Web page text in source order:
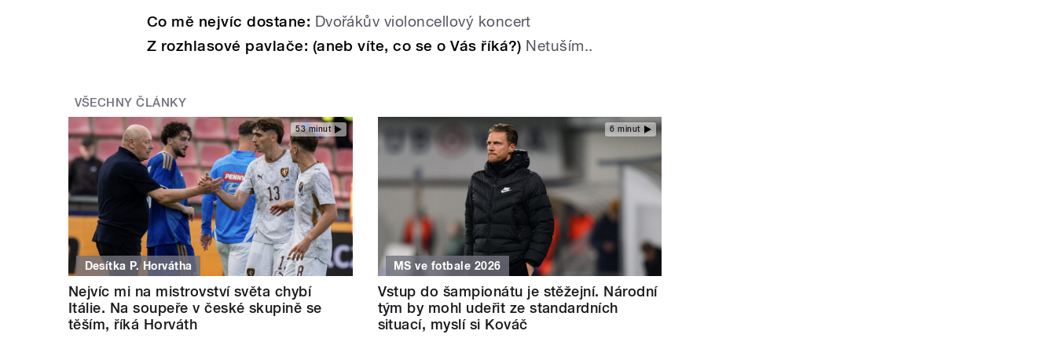
Co mě nejvíc dostane: Dvořákův violoncellový koncert
Z rozhlasové pavlače: (aneb víte, co se o Vás říká?) Netuším..
VŠECHNY ČLÁNKY
53 minut
Desítka P. Horvátha
Nejvíc mi na mistrovství světa chybí
Itálie. Na soupeře v české skupině se
těším, říká Horváth
6 minut
MS ve fotbale 2026
Vstup do šampionátu je stěžejní. Národní
tým by mohl udeřit ze standardních
situací, myslí si Kováč